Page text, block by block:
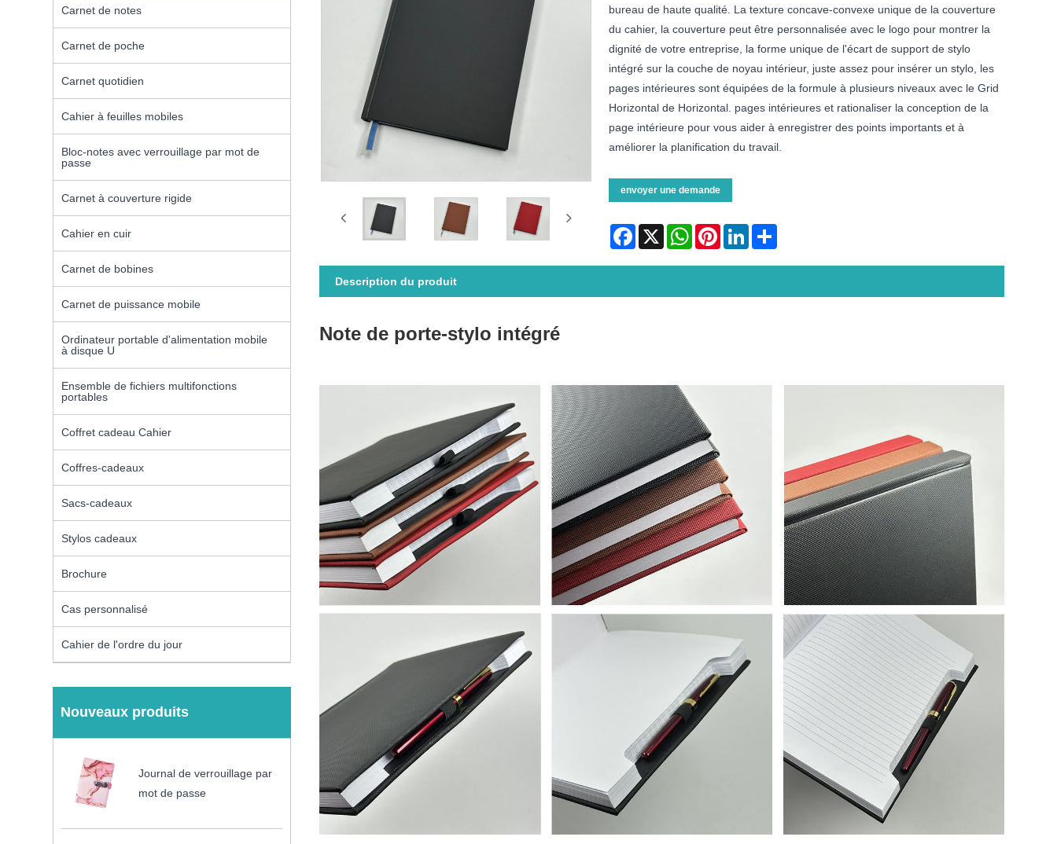
Carnet de notes
Carnet de poche
Carnet quotidien
Cahier à feuilles mobiles
Bloc-notes avec verrouillage par mot de
passe
Carnet à couverture rigide
Cahier en cuir
Carnet de bobines
Carnet de puissance mobile
Ordinateur portable d'alimentation mobile
à disque U
Ensemble de fichiers multifonctions
portables
Coffret cadeau Cahier
Coffres-cadeaux
Sacs-cadeaux
Stylos cadeaux
Brochure
Cas personnalisé
Cahier de l'ordre du jour
Nouveaux produits
Journal de verrouillage par
mot de passe
bureau de haute qualité. La texture concave-convexe unique de la couverture
du cahier, la couverture peut être personnalisée avec le logo pour montrer la
dignité de votre entreprise, la forme unique de l'écart de support de stylo
intégré sur la couche de noyau intérieur, juste assez pour insérer un stylo, les
pages intérieures sont équipées de la formule à plusieurs niveaux avec le Grid
Horizontal de Horizontal. pages intérieures et rationaliser la conception de la
page intérieure pour vous aider à enregistrer des points importants et à
améliorer la planification du travail.
envoyer une demande
Facebook
X WhatsAppPinterestLinkedInShare
Description du produit
Note de porte-stylo intégré